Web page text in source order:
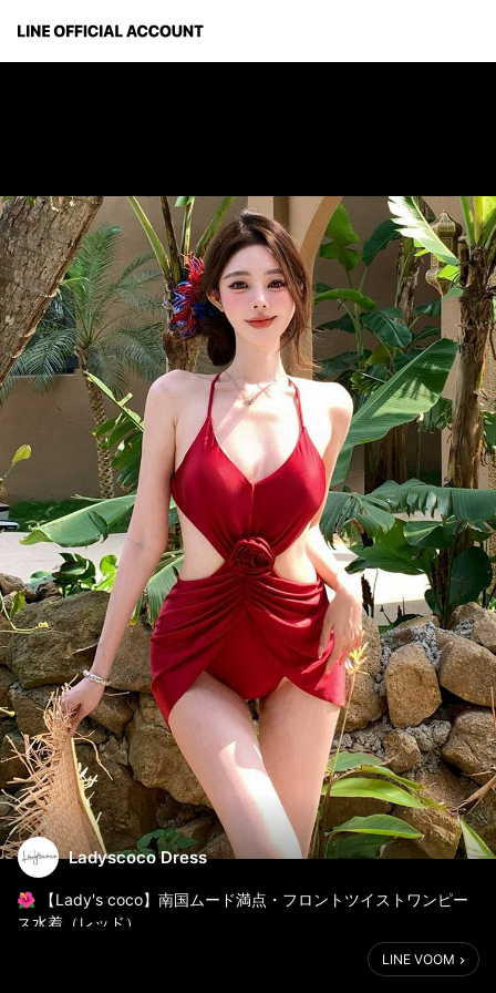
Ladyscoco Dress
🌺 【Lady's coco】南国ムード満点・フロントツイストワンピー
ス水着（レッド）
美しいシルエットと存在感たっぷりのデザインが魅力♡
LINE VOOM